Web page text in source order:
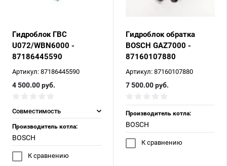
Гидроблок ГВС
U072/WBN6000 -
87186445590
Артикул: 87186445590
4 500.00руб.
Совместимость
Производитель котла:
BOSCH
К сравнению
Гидроблок обратка
BOSCH GAZ7000 -
87160107880
Артикул: 87160107880
7 500.00руб.
Производитель котла:
BOSCH
К сравнению